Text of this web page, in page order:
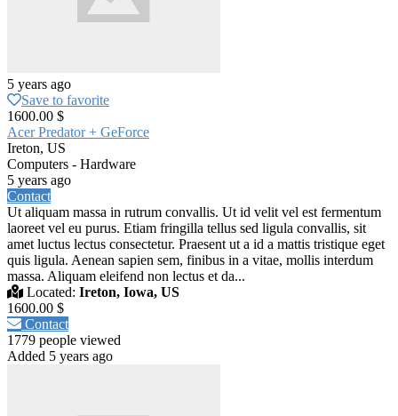
5 years ago
Save to favorite
1600.00 $
Acer Predator + GeForce
Ireton, US
Computers - Hardware
5 years ago
Contact
Ut aliquam massa in rutrum convallis. Ut id velit vel est fermentum
laoreet vel eu purus. Etiam fringilla tellus sed ligula convallis, sit
amet luctus lectus consectetur. Praesent ut a id a mattis tristique eget
quis ligula. Aenean sapien sem, finibus in a vitae, mollis interdum
massa. Aliquam eleifend non lectus et da...
Located: Ireton, Iowa, US
1600.00 $
Contact
1779 people viewed
Added 5 years ago